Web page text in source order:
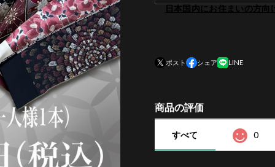
日本国内にお住まいの方向
ポスト シェア LINE
商品の評価
すべて 0